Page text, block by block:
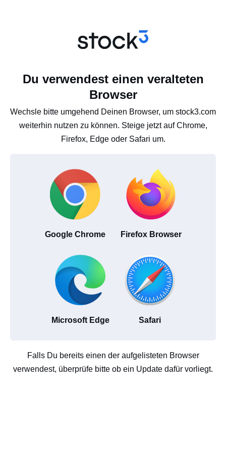
Du verwendest einen veralteten
Browser
Wechsle bitte umgehend Deinen Browser, um stock3.com
weiterhin nutzen zu können. Steige jetzt auf Chrome,
Firefox, Edge oder Safari um.
Google Chrome Firefox Browser
Microsoft Edge Safari
Falls Du bereits einen der aufgelisteten Browser
verwendest, überprüfe bitte ob ein Update dafür vorliegt.